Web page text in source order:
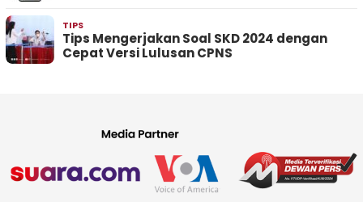
TIPS
Tips Mengerjakan Soal SKD 2024 dengan
Cepat Versi Lulusan CPNS